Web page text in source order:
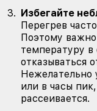
Избегайте
Перегрев
Поэтому
температуру
отказываться
Нежелательно
или в часы
рассеивается.